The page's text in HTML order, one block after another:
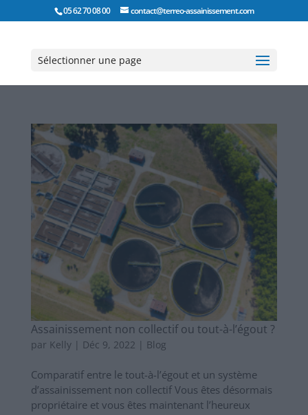
05 62 70 08 00 contact@terreo-assainissement.com
Sélectionner une page
Assainissement non collectif ou tout-à-l’égout ?
par Kelly| Déc 9, 2022 | Blog
Comparatif entre le tout-à-l’égout et un système
d’assainissement non collectif Vous êtes désormais
propriétaire et vous êtes maintenant l’heureux